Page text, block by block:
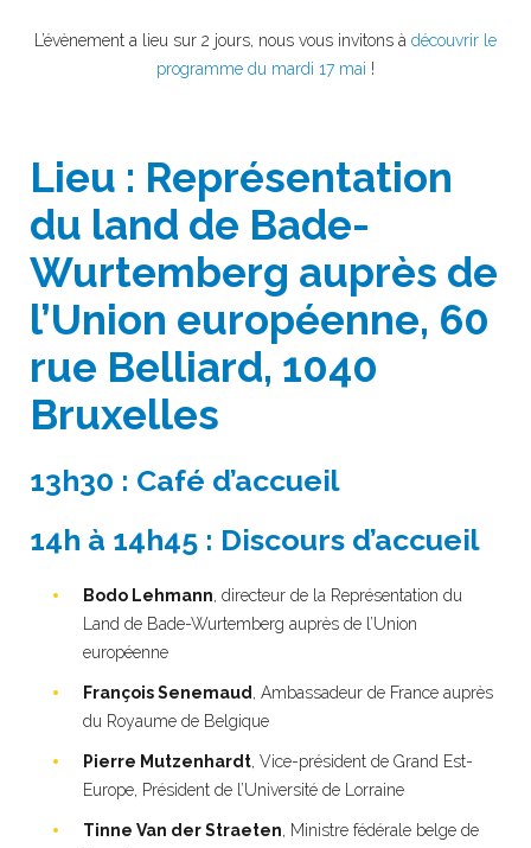
L’évènement a lieu sur 2 jours, nous vous invitons à découvrir le
programme du mardi 17 mai !
Lieu : Représentation
du land de Bade-
Wurtemberg auprès de
l’Union européenne, 60
rue Belliard, 1040
Bruxelles
13h30 : Café d’accueil
14h à 14h45 : Discours d’accueil
Bodo Lehmann, directeur de la Représentation du
Land de Bade-Wurtemberg auprès de l’Union
européenne
François Senemaud, Ambassadeur de France auprès
du Royaume de Belgique
Pierre Mutzenhardt, Vice-président de Grand Est-
Europe, Président de l’Université de Lorraine
Tinne Van der Straeten, Ministre fédérale belge de